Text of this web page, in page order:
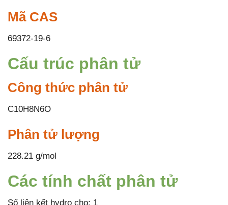
Mã CAS
69372-19-6
Cấu trúc phân tử
Công thức phân tử
C10H8N6O
Phân tử lượng
228.21 g/mol
Các tính chất phân tử
Số liên kết hydro cho: 1